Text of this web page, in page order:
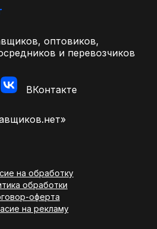
оптовиков,
и перевозчиков
ВКонтакте
на обработку
обработки
оферта
на рекламу